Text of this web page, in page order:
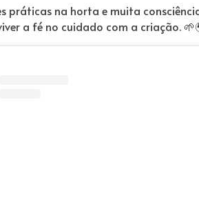
práticas na horta e muita
a fé no cuidado com a criação.